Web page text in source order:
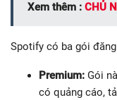
Xem thêm : CHỦ
Spotify có ba gói
Premium: Gói
có quảng cáo,